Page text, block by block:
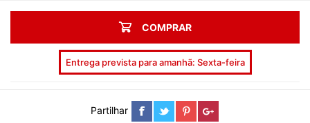
COMPRAR
Entrega prevista para amanhã: Sexta-feira
Partilhar